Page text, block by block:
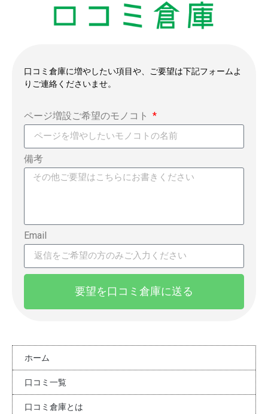
口コミ倉庫に増やしたい項目や、ご要望は下記フォームよ
りご連絡くださいませ。
ページ増設ご希望のモノコト
備考
Email
要望を口コミ倉庫に送る
ホーム
口コミ一覧
口コミ倉庫とは